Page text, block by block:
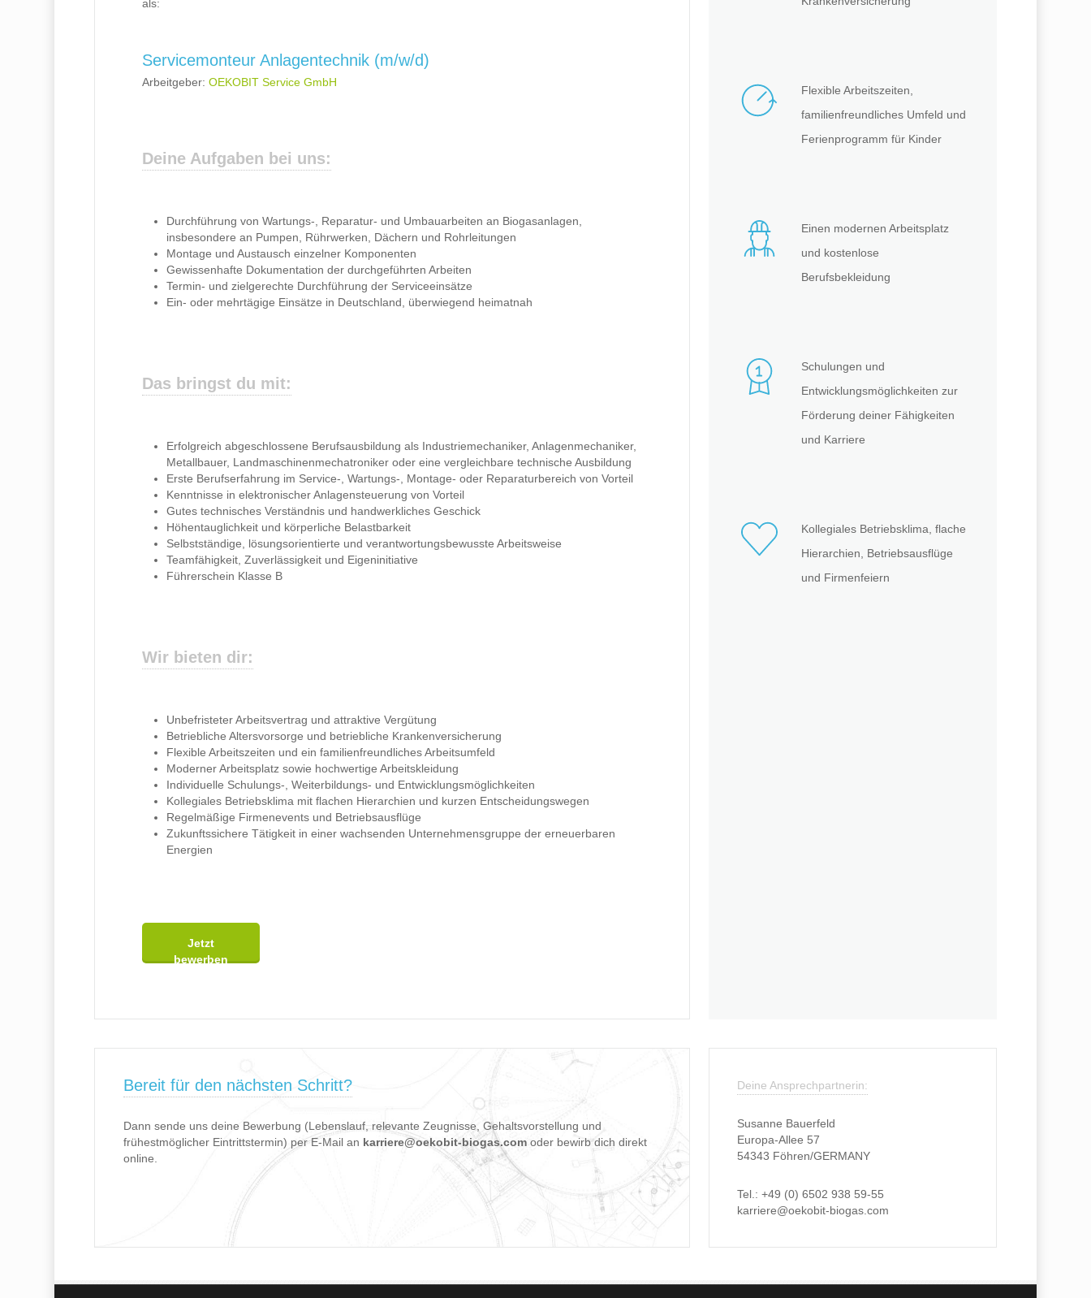
als:
Servicemonteur Anlagentechnik (m/w/d)
Arbeitgeber: OEKOBIT Service GmbH
Deine Aufgaben bei uns:
Durchführung von Wartungs-, Reparatur- und Umbauarbeiten an Biogasanlagen,
insbesondere an Pumpen, Rührwerken, Dächern und Rohrleitungen
Montage und Austausch einzelner Komponenten
Gewissenhafte Dokumentation der durchgeführten Arbeiten
Termin- und zielgerechte Durchführung der Serviceeinsätze
Ein- oder mehrtägige Einsätze in Deutschland, überwiegend heimatnah
Das bringst du mit:
Erfolgreich abgeschlossene Berufsausbildung als Industriemechaniker, Anlagenmechaniker,
Metallbauer, Landmaschinenmechatroniker oder eine vergleichbare technische Ausbildung
Erste Berufserfahrung im Service-, Wartungs-, Montage- oder Reparaturbereich von Vorteil
Kenntnisse in elektronischer Anlagensteuerung von Vorteil
Gutes technisches Verständnis und handwerkliches Geschick
Höhentauglichkeit und körperliche Belastbarkeit
Selbstständige, lösungsorientierte und verantwortungsbewusste Arbeitsweise
Teamfähigkeit, Zuverlässigkeit und Eigeninitiative
Führerschein Klasse B
Wir bieten dir:
Unbefristeter Arbeitsvertrag und attraktive Vergütung
Betriebliche Altersvorsorge und betriebliche Krankenversicherung
Flexible Arbeitszeiten und ein familienfreundliches Arbeitsumfeld
Moderner Arbeitsplatz sowie hochwertige Arbeitskleidung
Individuelle Schulungs-, Weiterbildungs- und Entwicklungsmöglichkeiten
Kollegiales Betriebsklima mit flachen Hierarchien und kurzen Entscheidungswegen
Regelmäßige Firmenevents und Betriebsausflüge
Zukunftssichere Tätigkeit in einer wachsenden Unternehmensgruppe der erneuerbaren
Energien
Jetzt
bewerben
Flexible Arbeitszeiten,
familienfreundliches Umfeld und
Ferienprogramm für Kinder
Einen modernen Arbeitsplatz
und kostenlose
Berufsbekleidung
Schulungen und
Entwicklungsmöglichkeiten zur
Förderung deiner Fähigkeiten
und Karriere
Kollegiales Betriebsklima, flache
Hierarchien, Betriebsausflüge
und Firmenfeiern
Bereit für den nächsten Schritt?
Dann sende uns deine Bewerbung (Lebenslauf, relevante Zeugnisse, Gehaltsvorstellung und
frühestmöglicher Eintrittstermin) per E-Mail an karriere@oekobit-biogas.comoder bewirb dich direkt
online.
Deine Ansprechpartnerin:
Susanne Bauerfeld
Europa-Allee 57
54343 Föhren/GERMANY
Tel.: +49 (0) 6502 938 59-55
karriere@oekobit-biogas.com